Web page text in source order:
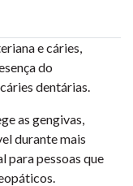
e cáries,
do
dentárias.
as gengivas,
durante mais
para pessoas que